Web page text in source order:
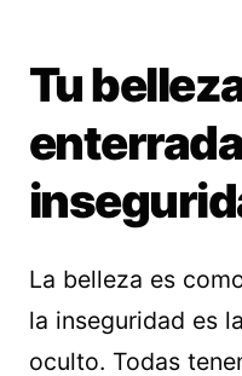
Tu
La belleza es
la inseguridad es
oculto. Todas